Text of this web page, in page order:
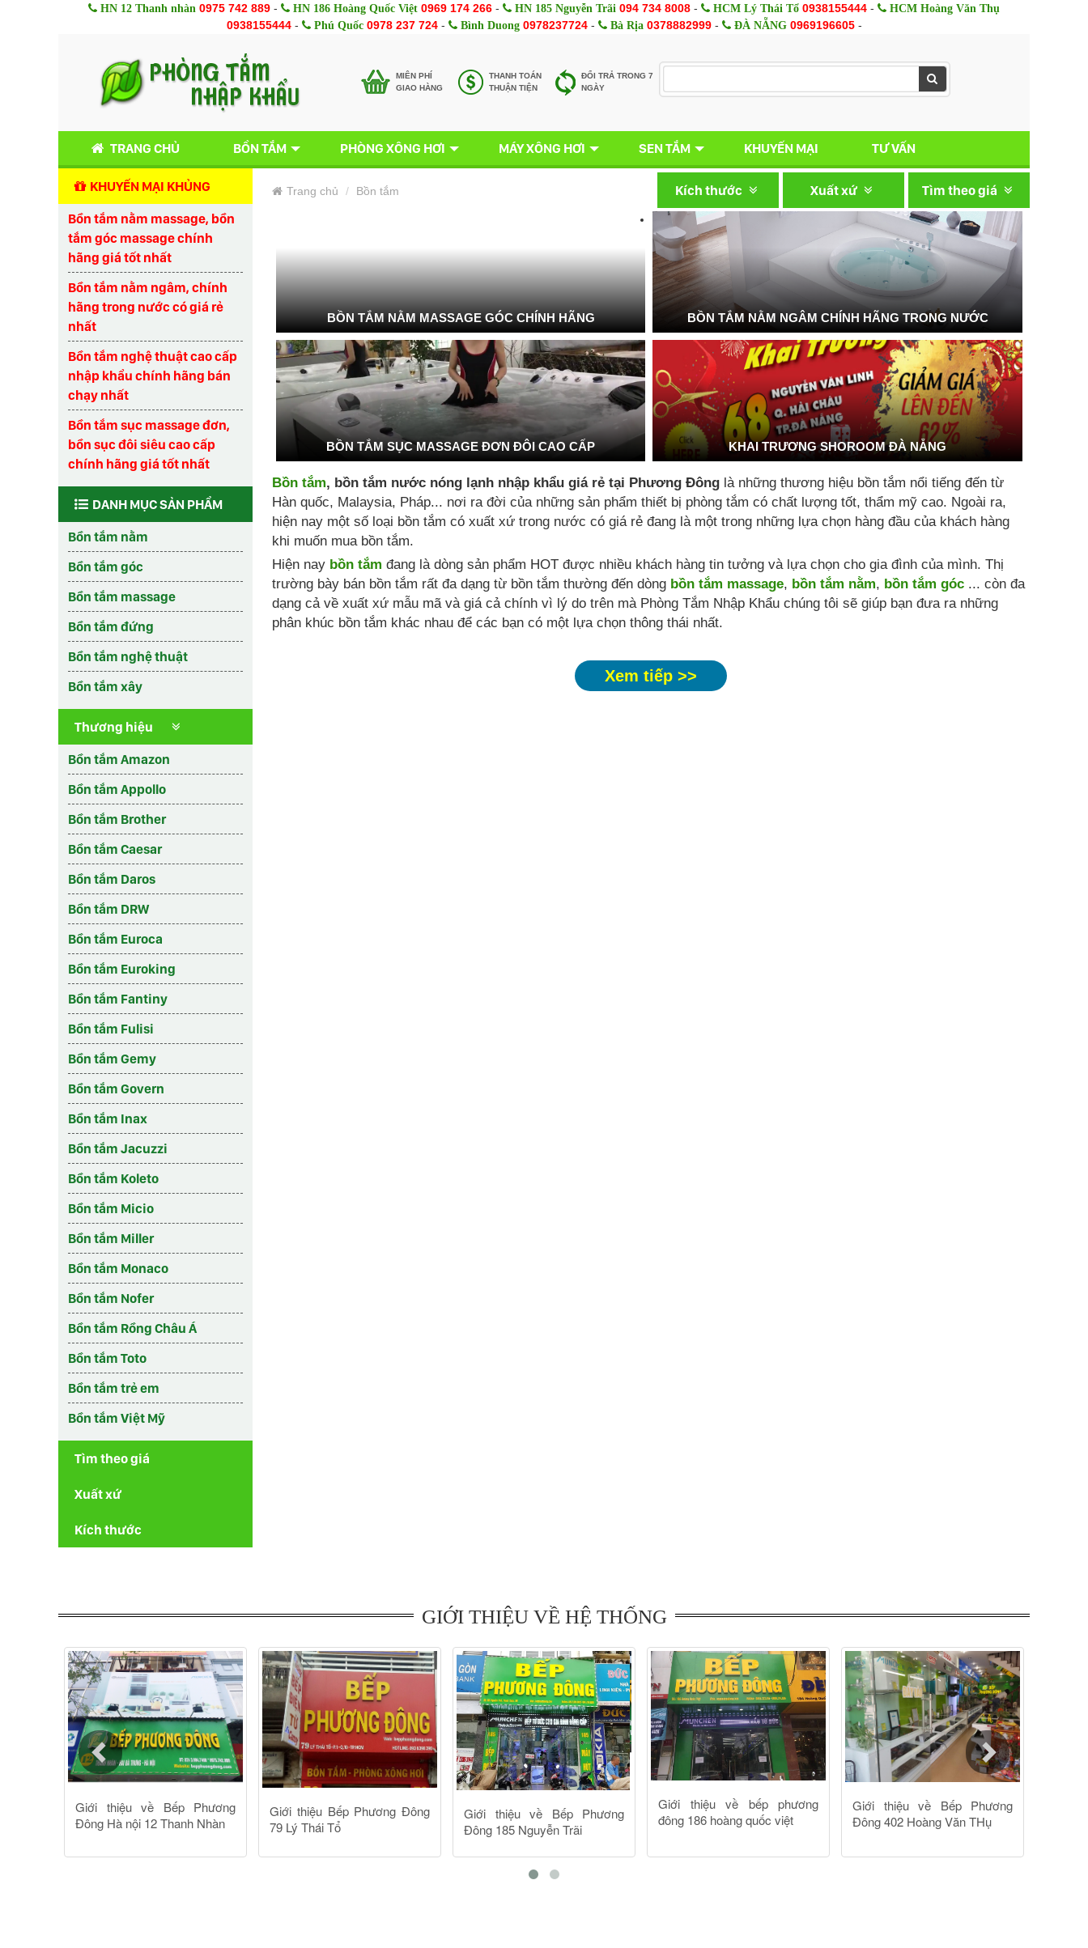
HN 12 Thanh nhàn 0975 742 889 - HN 186 Hoàng Quốc Việt 0969 174 266 - HN 185 Nguyễn Trãi 094 734 8008 - HCM Lý Thái Tổ 0938155444 - HCM Hoàng Văn Thụ
0938155444- Phú Quốc 0978 237 724- Bình Duong 0978237724- Bà Rịa 0378882999- ĐÀ NẴNG 0969196605-
MIÊN PHÍ
GIAO HÀNG
THANH TOÁN
THUẬN TIỆN
ĐỔI TRẢ TRONG 7
NGÀY
TRANG CHỦ BỒN TẮM PHÒNG XÔNG HƠI MÁY XÔNG HƠI SEN TẮM KHUYẾN MẠI TƯ VẤN
KHUYẾN MẠI KHỦNG
Bồn tắm nằm massage, bồn
tắm góc massage chính
hãng giá tốt nhất
Bồn tắm nằm ngâm, chính
hãng trong nước có giá rẻ
nhất
Bồn tắm nghệ thuật cao cấp
nhập khẩu chính hãng bán
chạy nhất
Bồn tắm sục massage đơn,
bồn sục đôi siêu cao cấp
chính hãng giá tốt nhất
DANH MỤC SẢN PHẨM
Bồn tắm nằm
Bồn tắm góc
Bồn tắm massage
Bồn tắm đứng
Bồn tắm nghệ thuật
Bồn tắm xây
Thương hiệu
Bồn tắm Amazon
Bồn tắm Appollo
Bồn tắm Brother
Bồn tắm Caesar
Bồn tắm Daros
Bồn tắm DRW
Bồn tắm Euroca
Bồn tắm Euroking
Bồn tắm Fantiny
Bồn tắm Fulisi
Bồn tắm Gemy
Bồn tắm Govern
Bồn tắm Inax
Bồn tắm Jacuzzi
Bồn tắm Koleto
Bồn tắm Micio
Bồn tắm Miller
Bồn tắm Monaco
Bồn tắm Nofer
Bồn tắm Rồng Châu Á
Bồn tắm Toto
Bồn tắm trẻ em
Bồn tắm Việt Mỹ
Tìm theo giá
Xuất xứ
Kích thước
Trang chủ Bồn tắm Tìm theo giá
Xuất xứ
Kích thước
BỒN TẮM NẰM MASSAGE GÓC CHÍNH HÃNG BỒN TẮM NẰM NGÂM CHÍNH HÃNG TRONG NƯỚC
BỒN TẮM SỤC MASSAGE ĐƠN ĐÔI CAO CẤP KHAI TRƯƠNG SHOROOM ĐÀ NẴNG
Bồn tắm, bồn tắm nước nóng lạnh nhập khẩu giá rẻ tại Phương Đông là những thương hiệu bồn tắm nổi tiếng đến từ
Hàn quốc, Malaysia, Pháp... nơi ra đời của những sản phẩm thiết bị phòng tắm có chất lượng tốt, thẩm mỹ cao. Ngoài ra,
hiện nay một số loại bồn tắm có xuất xứ trong nước có giá rẻ đang là một trong những lựa chọn hàng đầu của khách hàng
khi muốn mua bồn tắm.
Hiện nay bồn tắm đang là dòng sản phẩm HOT được nhiều khách hàng tin tưởng và lựa chọn cho gia đình của mình. Thị
trường bày bán bồn tắm rất đa dạng từ bồn tắm thường đến dòng bồn tắm massage, bồn tắm nằm, bồn tắm góc ... còn đa
dạng cả về xuất xứ mẫu mã và giá cả chính vì lý do trên mà Phòng Tắm Nhập Khẩu chúng tôi sẽ giúp bạn đưa ra những
phân khúc bồn tắm khác nhau để các bạn có một lựa chọn thông thái nhất.
Xem tiếp >>